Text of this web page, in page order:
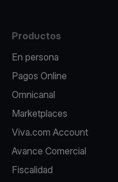
Productos
En persona
Pagos Online
Omnicanal
Marketplaces
Viva.com Account
Avance Comercial
Fiscalidad